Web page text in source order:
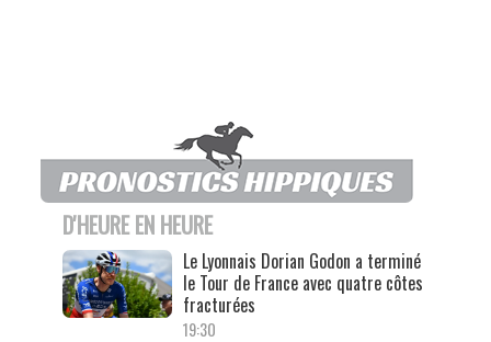
D'HEURE EN HEURE
Le Lyonnais Dorian Godon a terminé
le Tour de France avec quatre côtes
fracturées
19:30